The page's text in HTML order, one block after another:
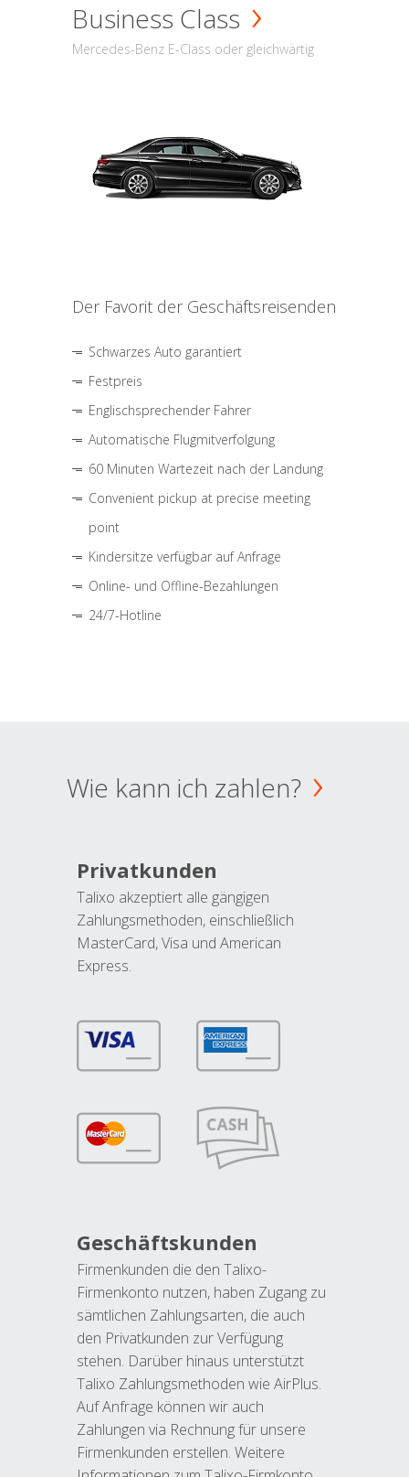
Business Class
Mercedes-Benz E-Class oder gleichwärtig
Der Favorit der Geschäftsreisenden
Schwarzes Auto garantiert
Festpreis
Englischsprechender Fahrer
Automatische Flugmitverfolgung
60 Minuten Wartezeit nach der Landung
Convenient pickup at precise meeting
point
Kindersitze verfügbar auf Anfrage
Online- und Offline-Bezahlungen
24/7-Hotline
Wie kann ich zahlen?
Privatkunden
Talixo akzeptiert alle gängigen
Zahlungsmethoden, einschließlich
MasterCard, Visa und American
Express.
Geschäftskunden
Firmenkunden die den Talixo-
Firmenkonto nutzen, haben Zugang zu
sämtlichen Zahlungsarten, die auch
den Privatkunden zur Verfügung
stehen. Darüber hinaus unterstützt
Talixo Zahlungsmethoden wie AirPlus.
Auf Anfrage können wir auch
Zahlungen via Rechnung für unsere
Firmenkunden erstellen. Weitere